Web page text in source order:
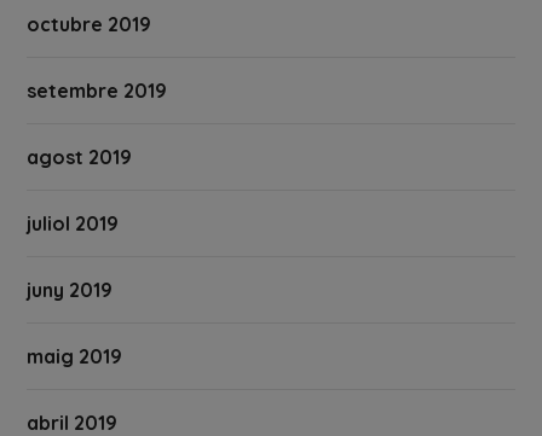
octubre 2019
setembre 2019
agost 2019
juliol 2019
juny 2019
maig 2019
abril 2019